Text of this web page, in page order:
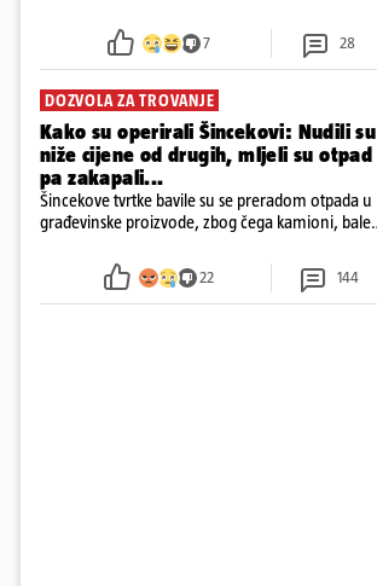
7 28
DOZVOLA ZA TROVANJE
Kako su operirali Šincekovi: Nudili su
niže cijene od drugih, mljeli su otpad
pa zakapali...
Šincekove tvrtke bavile su se preradom otpada u
građevinske proizvode, zbog čega kamioni, bale
22 144